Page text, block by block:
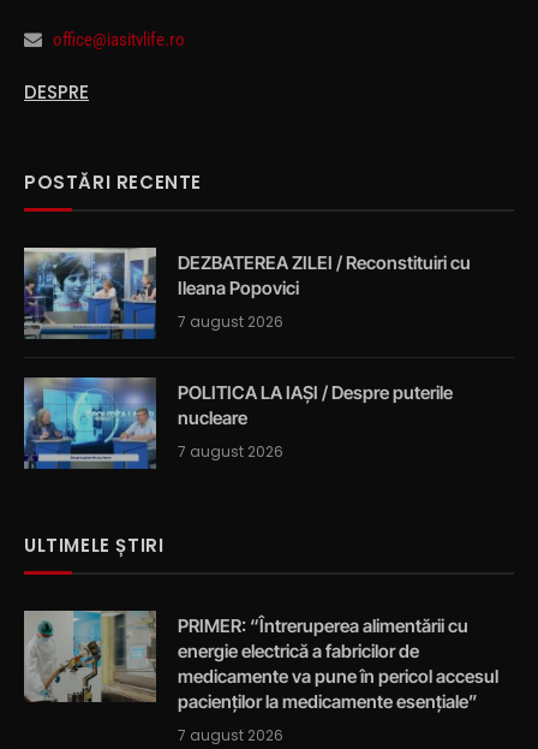
office@iasitvlife.ro
DESPRE
POSTĂRI RECENTE
DEZBATEREA ZILEI / Reconstituiri cu
Ileana Popovici
7 august 2026
POLITICA LA IAȘI / Despre puterile
nucleare
7 august 2026
ULTIMELE ȘTIRI
PRIMER: “Întreruperea alimentării cu
energie electrică a fabricilor de
medicamente va pune în pericol accesul
pacienților la medicamente esențiale”
7 august 2026